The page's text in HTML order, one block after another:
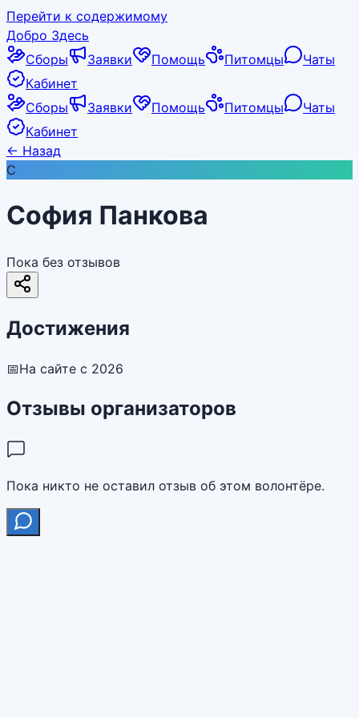
Перейти к содержимому
Добро Здесь
Сборы
Заявки Помощь Питомцы
Чаты
Кабинет
Сборы
Заявки Помощь Питомцы
Чаты
Кабинет
← Назад
С
София Панкова
Пока без отзывов
Достижения
📅На сайте с 2026
Отзывы организаторов
Пока никто не оставил отзыв об этом волонтёре.